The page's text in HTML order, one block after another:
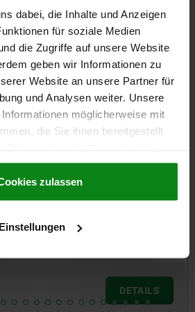
dabei, die Inhalte und Anzeigen
für soziale Medien
die Zugriffe auf unsere Website
geben wir Informationen zu
Website an unsere Partner für
und Analysen weiter. Unsere
möglicherweise mit
die Sie ihnen bereitgestellt
Richtlinien
|AGB
zulassen
Einstellungen
also bought
with safety interlock with
DETAILS